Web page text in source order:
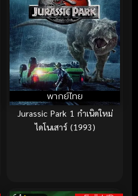
พากย์ไทย
Jurassic Park 1 กำเนิดใหม่
ไดโนเสาร์ (1993)